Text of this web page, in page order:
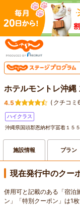
ホテルモントレ沖縄
4.5 ( クチコミ
ハイクラス
沖縄県国頭郡恩納村字冨着１５５
施設情報 プラン
現在発行中のクー
併用可と記載のある「宿泊
ン」「特別クーポン」は1